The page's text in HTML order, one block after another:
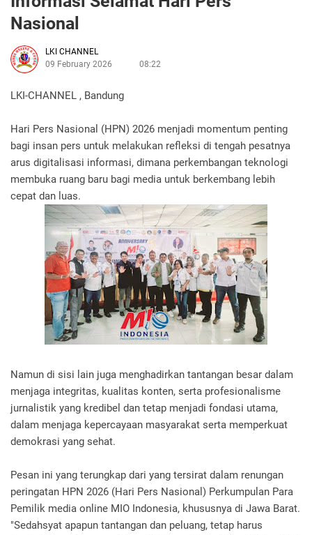
Nasional
LKI CHANNEL
09 February 2026
08:22
LKI-CHANNEL , Bandung
Hari Pers Nasional (HPN) 2026 menjadi momentum penting
bagi insan pers untuk melakukan refleksi di tengah pesatnya
arus digitalisasi informasi, dimana perkembangan teknologi
membuka ruang baru bagi media untuk berkembang lebih
cepat dan luas.
Namun di sisi lain juga menghadirkan tantangan besar dalam
menjaga integritas, kualitas konten, serta profesionalisme
jurnalistik yang kredibel dan tetap menjadi fondasi utama,
dalam menjaga kepercayaan masyarakat serta memperkuat
demokrasi yang sehat.
Pesan ini yang terungkap dari yang tersirat dalam renungan
peringatan HPN 2026 (Hari Pers Nasional) Perkumpulan Para
Pemilik media online MIO Indonesia, khususnya di Jawa Barat.
"Sedahsyat apapun tantangan dan peluang, tetap harus